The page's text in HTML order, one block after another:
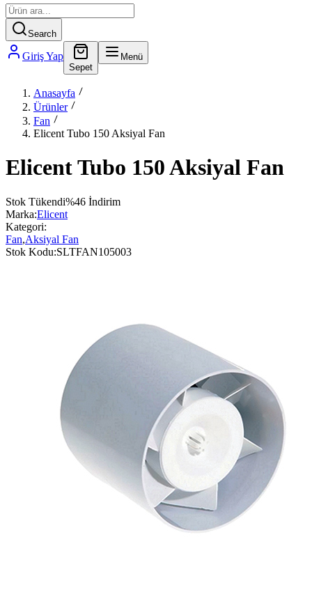
Search
Giriş Yap
Sepet
Menü
Anasayfa
Ürünler
Fan
Elicent Tubo 150 Aksiyal Fan
Elicent Tubo 150 Aksiyal Fan
Stok Tükendi%46 İndirim
Marka:Elicent
Kategori:
Fan,Aksiyal Fan
Stok Kodu:SLTFAN105003